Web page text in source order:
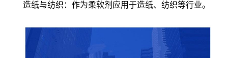
造纸与纺织：作为柔软剂应用于造纸、纺织等行业。